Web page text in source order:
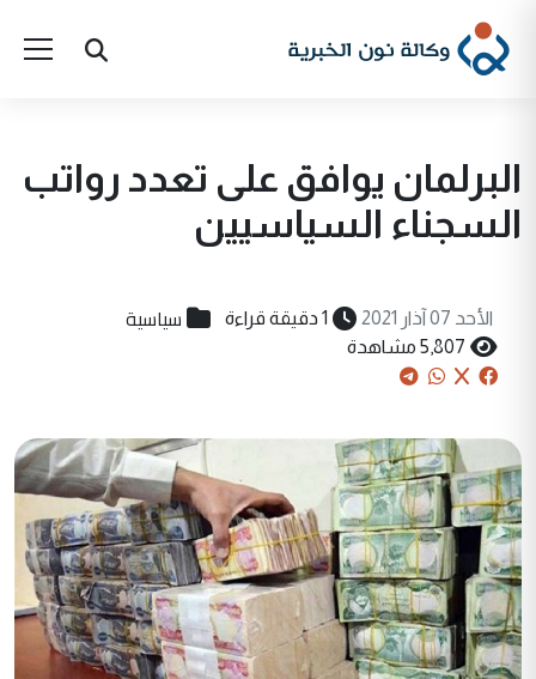
البرلمان يوافق على تعدد رواتب
السجناء السياسيين
الأحد 07 آذار 2021 1 دقيقة قراءة سياسية
5,807 مشاهدة